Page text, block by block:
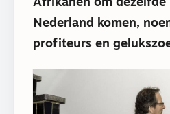
Afrikanen om dezelfde
Nederland komen,
profiteurs en